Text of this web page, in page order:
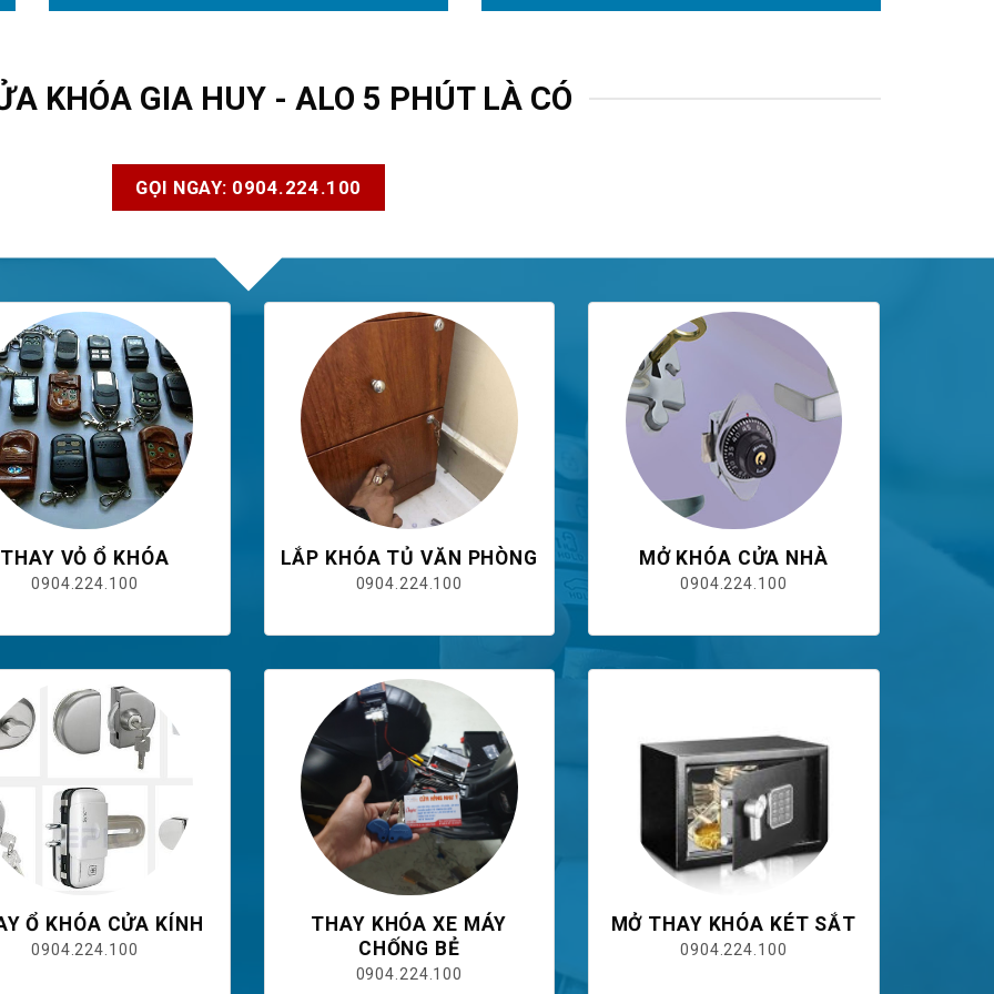
KHÓA GIA HUY - ALO 5 PHÚT LÀ CÓ
GỌI NGAY: 0904.224.100
THAY VỎ Ổ KHÓA
0904.224.100
LẮP KHÓA TỦ VĂN PHÒNG
0904.224.100
MỞ KHÓA CỬA NHÀ
0904.224.100
Ổ KHÓA CỬA KÍNH
0904.224.100
THAY KHÓA XE MÁY
CHỐNG BẺ
0904.224.100
MỞ THAY KHÓA KÉT SẮT
0904.224.100